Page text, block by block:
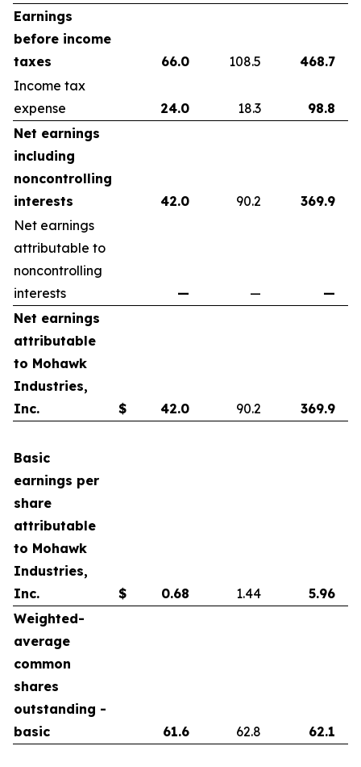
Earnings
before income
taxes
66.0 108.5
468.7
Income tax
expense
24.0 18.3
98.8
Net earnings
including
noncontrolling
interests
42.0 90.2
369.9
Net earnings
attributable to
noncontrolling
interests
— —
—
Net earnings
attributable
to Mohawk
Industries,
Inc.
$ 42.0 90.2 369.9
Basic
earnings per
share
attributable
to Mohawk
Industries,
Inc.
$ 0.68 1.44
5.96
Weighted-
average
common
shares
outstanding -
basic
61.6 62.8 62.1